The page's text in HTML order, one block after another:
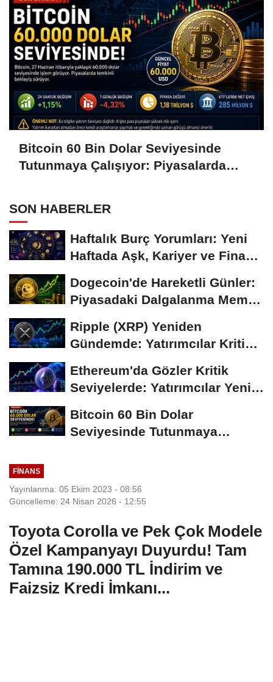
Bitcoin 60 Bin Dolar Seviyesinde
Tutunmaya Çalışıyor: Piyasalarda
SON HABERLER
Haftalık Burç Yorumları: Yeni
Haftada Aşk, Kariyer ve Finans
Dogecoin'de Hareketli Günler:
Piyasadaki Dalgalanma Meme
Ripple (XRP) Yeniden
Gündemde: Yatırımcılar Kritik
Ethereum'da Gözler Kritik
Seviyelerde: Yatırımcılar Yeni
Bitcoin 60 Bin Dolar
Seviyesinde Tutunmaya
FINANS
Yayınlanma: 05 Ekim 2023 - 08:56
Güncelleme: 24 Nisan 2026 - 12:55
Toyota Corolla ve Pek Çok Modele
Özel Kampanyayı Duyurdu! Tam
Tamına 190.000 TL İndirim ve
Faizsiz Kredi İmkanı...